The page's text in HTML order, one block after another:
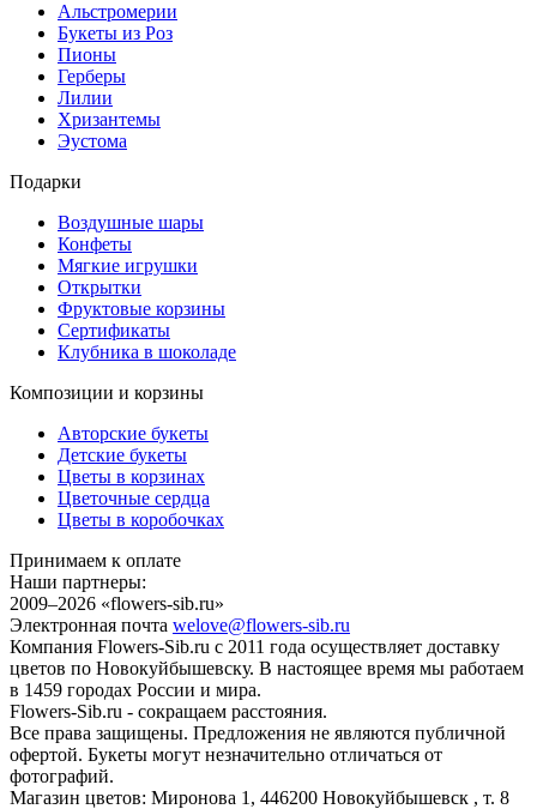
Альстромерии
Букеты из Роз
Пионы
Герберы
Лилии
Хризантемы
Эустома
Подарки
Воздушные шары
Конфеты
Мягкие игрушки
Открытки
Фруктовые корзины
Сертификаты
Клубника в шоколаде
Композиции и корзины
Авторские букеты
Детские букеты
Цветы в корзинах
Цветочные сердца
Цветы в коробочках
Принимаем к оплате
Наши партнеры:
2009–2026 «flowers-sib.ru»
Электронная почта welove@flowers-sib.ru
Компания Flowers-Sib.ru с 2011 года осуществляет доставку
цветов по Новокуйбышевску. В настоящее время мы работаем
в 1459 городах России и мира.
Flowers-Sib.ru - сокращаем расстояния.
Все права защищены. Предложения не являются публичной
офертой. Букеты могут незначительно отличаться от
фотографий.
Магазин цветов: Миронова 1 , 446200 Новокуйбышевск , т. 8